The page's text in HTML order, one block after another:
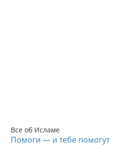
Все об Исламе
Помоги — и тебе помогут